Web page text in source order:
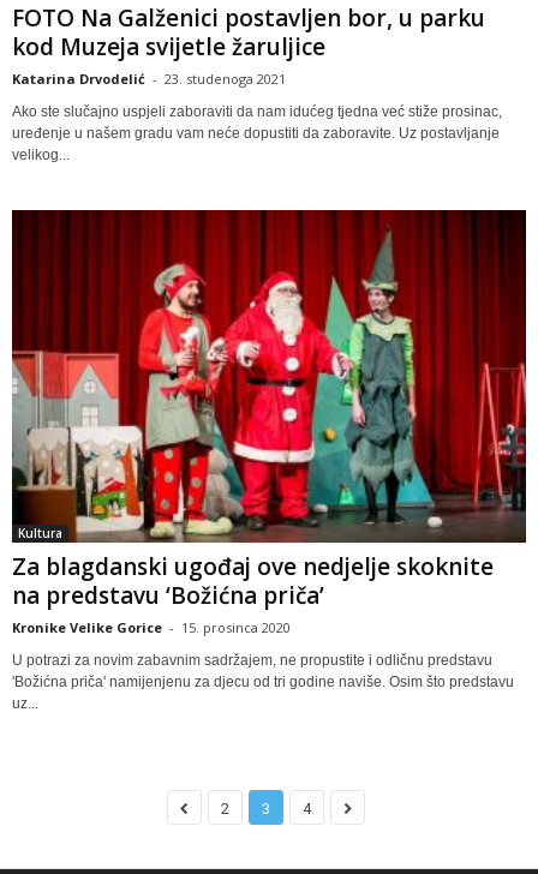
FOTO Na Galženici postavljen bor, u parku
kod Muzeja svijetle žaruljice
Katarina Drvodelić - 23. studenoga 2021
Ako ste slučajno uspjeli zaboraviti da nam idućeg tjedna već stiže prosinac,
uređenje u našem gradu vam neće dopustiti da zaboravite. Uz postavljanje
velikog...
Kultura
Za blagdanski ugođaj ove nedjelje skoknite
na predstavu ‘Božićna priča’
Kronike Velike Gorice - 15. prosinca 2020
U potrazi za novim zabavnim sadržajem, ne propustite i odličnu predstavu
'Božićna priča' namijenjenu za djecu od tri godine naviše. Osim što predstavu
uz...
2 3 4